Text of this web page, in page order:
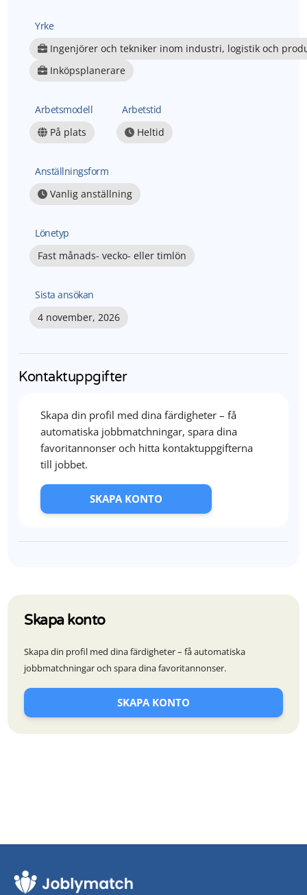
Yrke
Ingenjörer och tekniker inom industri, logistik och
Inköpsplanerare
Arbetsmodell
På plats
Arbetstid
Heltid
Anställningsform
Vanlig anställning
Lönetyp
Fast månads- vecko- eller timlön
Sista ansökan
4 november, 2026
Kontaktuppgifter
Skapa din profil med dina färdigheter – få
automatiska jobbmatchningar, spara dina
favoritannonser och hitta kontaktuppgifterna
till jobbet.
SKAPA KONTO
Skapa konto
Skapa din profil med dina färdigheter – få automatiska
jobbmatchningar och spara dina favoritannonser.
SKAPA KONTO